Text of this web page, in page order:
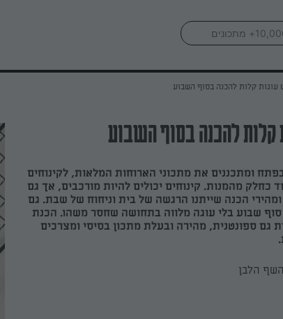
עוגות קלות להכנה בסוף השבוע
קלות להכנה בסוף השבוע
ומתכננים את מתכוני הארוחות המלאות, לקינוחים
כחלק מהמנות. קינוחים יכולים להיות מורכבים, אך גם
הכנה שייתנו הרגשה של בית וניחוח של שבת. גם
שבוע בלי עוגה מלווה בתחושה שחסר משהו. הכנת
גם ספונטנית, מהירה ובעלת מתכון בסיסי ומצרכים
הלבן